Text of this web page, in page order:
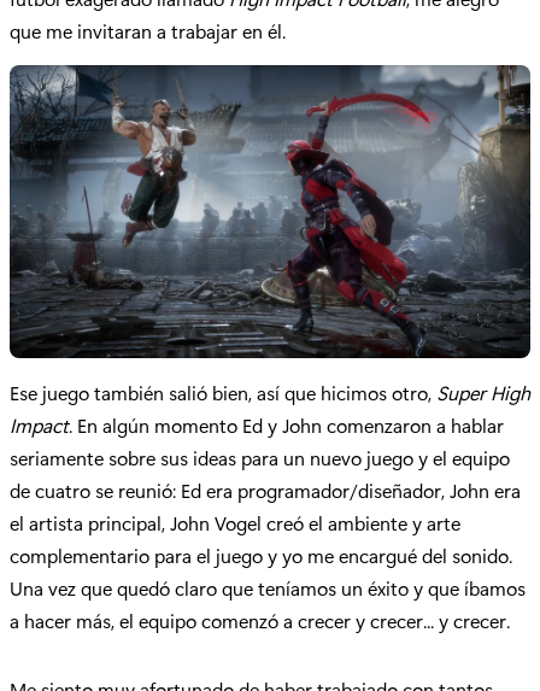
que me invitaran a trabajar en él.
Ese juego también salió bien, así que hicimos otro, Super High
Impact. En algún momento Ed y John comenzaron a hablar
seriamente sobre sus ideas para un nuevo juego y el equipo
de cuatro se reunió: Ed era programador/diseñador, John era
el artista principal, John Vogel creó el ambiente y arte
complementario para el juego y yo me encargué del sonido.
Una vez que quedó claro que teníamos un éxito y que íbamos
a hacer más, el equipo comenzó a crecer y crecer... y crecer.